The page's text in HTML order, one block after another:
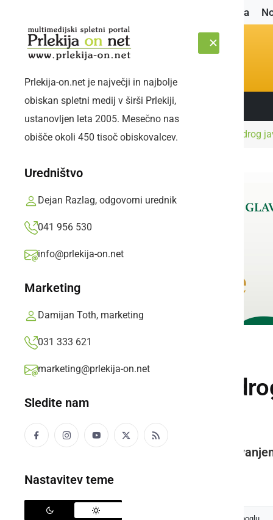
Naslovnica
PETEK, 7. AVGUST 2026 Sledite nam:
Prlekija-on.net je največji in najbolje
obiskan spletni medij v širši Prlekiji,
ustanovljen leta 2005. Mesečno nas
obišče okoli 450 tisoč obiskovalcev.
Uredništvo
Dejan Razlag, odgovorni urednik
041 956 530
info@prlekija-on.net
Marketing
Damijan Toth, marketing
031 333 621
marketing@prlekija-on.net
Sledite nam
Nastavitev teme
Naslovnica Črna kronikaVoznica trčila v drog
Voznica trčila v
postaje
V Turnišču pa je med